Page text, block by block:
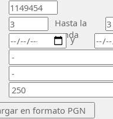
Hasta la
ronda
y